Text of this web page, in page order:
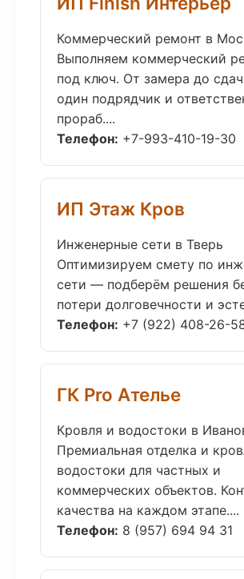
Коммерческий ремонт в
Выполняем коммерческий
под ключ. От замера до
один подрядчик и
прораб....
Телефон: +7-993-410-19-30
ИП Этаж Кров
Инженерные сети в Тверь
Оптимизируем смету по
сети — подберём решения
потери долговечности и
Телефон: +7 (922) 408-26-
ГК Pro Ателье
Кровля и водостоки в
Премиальная отделка и
водостоки для частных и
коммерческих объектов.
качества на каждом этапе....
Телефон: 8 (957) 694 94 31